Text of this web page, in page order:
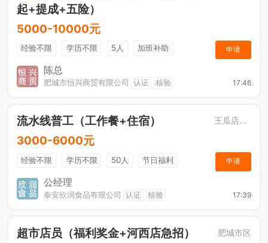
起+提成+五险）
5000-10000元
经验不限 学历不限 5人
加班补助
综合补贴
社保五险
申请
陈总
肥城市恒兴商贸有限公司 认证 核验 17:46
流水线普工（工作餐+住宿） 王瓜店街道
3000-6000元
经验不限 学历不限 50人
节日福利
工作餐
申请
公经理
泰安欣润食品有限公司 认证 核验 17:39
超市店员（福利奖金+河西店急招） 肥城市区